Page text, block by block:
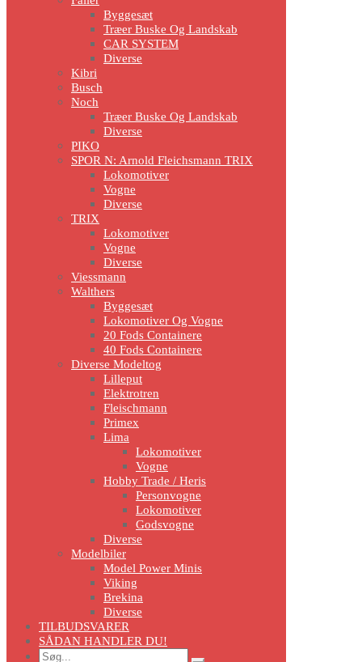
Byggesæt
Træer Buske Og Landskab
CAR SYSTEM
Diverse
Kibri
Busch
Noch
Træer Buske Og Landskab
Diverse
PIKO
SPOR N: Arnold Fleichsmann TRIX
Lokomotiver
Vogne
Diverse
TRIX
Lokomotiver
Vogne
Diverse
Viessmann
Walthers
Byggesæt
Lokomotiver Og Vogne
20 Fods Containere
40 Fods Containere
Diverse Modeltog
Lilleput
Elektrotren
Fleischmann
Primex
Lima
Lokomotiver
Vogne
Hobby Trade / Heris
Personvogne
Lokomotiver
Godsvogne
Diverse
Modelbiler
Model Power Minis
Viking
Brekina
Diverse
TILBUDSVARER
SÅDAN HANDLER DU!
Search